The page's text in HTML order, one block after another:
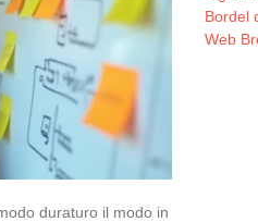
duraturo il modo in
Bordel
Web